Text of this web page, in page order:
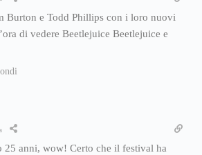
Burton e Todd Phillips con i loro nuovi
di vedere Beetlejuice Beetlejuice e
anni, wow! Certo che il festival ha